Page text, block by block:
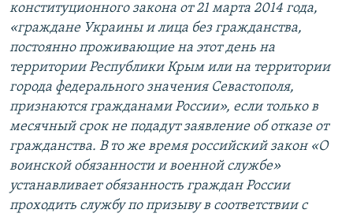
конституционного закона от 21 марта 2014 года,
«граждане Украины и лица без гражданства,
постоянно проживающие на этот день на
территории Республики Крым или на территории
города федерального значения Севастополя,
признаются гражданами России», если только в
месячный срок не подадут заявление об отказе от
гражданства. В то же время российский закон «О
воинской обязанности и военной службе»
устанавливает обязанность граждан России
проходить службу по призыву в соответствии с